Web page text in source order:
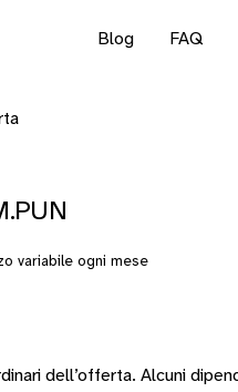
Blog FAQ
variabile ogni mese
dell’offerta. Alcuni